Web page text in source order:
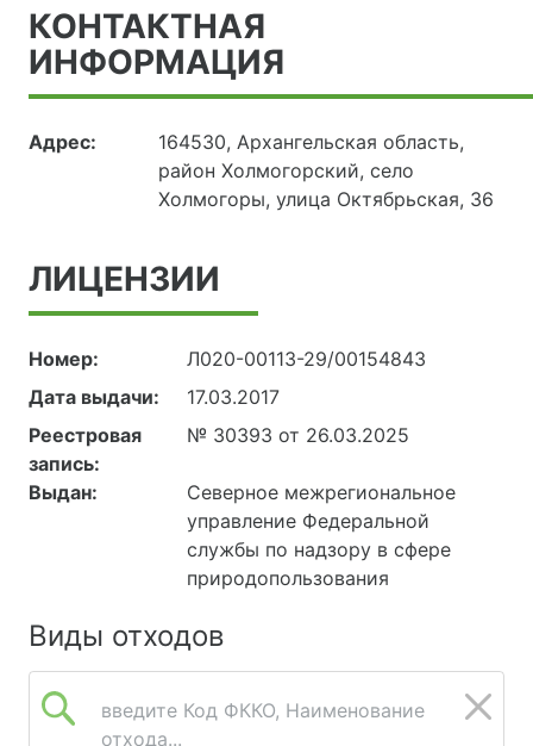
КОНТАКТНАЯ
ИНФОРМАЦИЯ
Адрес:
164530, Архангельская область,
район Холмогорский, село
Холмогоры, улица Октябрьская, 36
ЛИЦЕНЗИИ
Номер:
Л020-00113-29/00154843
Дата выдачи:
17.03.2017
Реестровая
запись:
№ 30393 от 26.03.2025
Выдан:
Северное межрегиональное
управление Федеральной
службы по надзору в сфере
природопользования
Виды отходов
введите Код ФККО, Наименование
отхода...